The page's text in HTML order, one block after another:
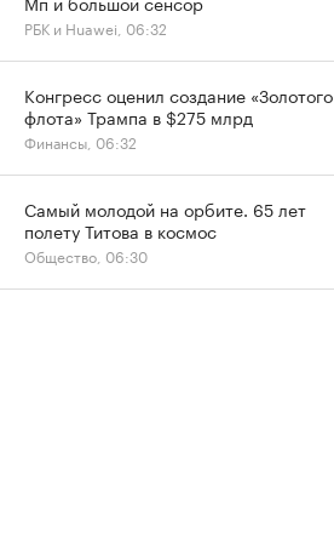
РБК и Huawei, 06:32
Конгресс оценил создание «Золотого
флота» Трампа в $275 млрд
Финансы, 06:32
Самый молодой на орбите. 65 лет
полету Титова в космос
Общество, 06:30